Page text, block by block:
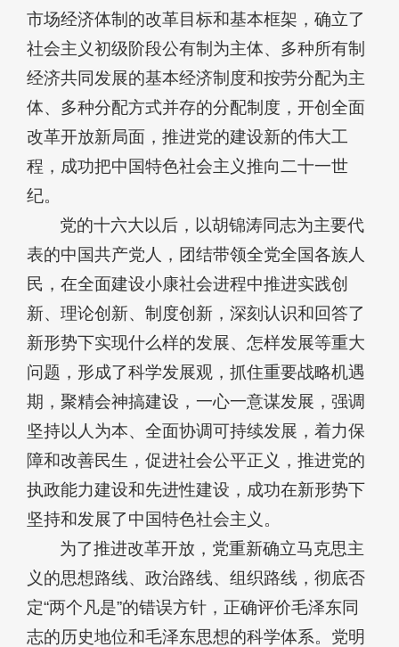
市场经济体制的改革目标和基本框架，确立了
社会主义初级阶段公有制为主体、多种所有制
经济共同发展的基本经济制度和按劳分配为主
体、多种分配方式并存的分配制度，开创全面
改革开放新局面，推进党的建设新的伟大工
程，成功把中国特色社会主义推向二十一世
纪。
党的十六大以后，以胡锦涛同志为主要代
表的中国共产党人，团结带领全党全国各族人
民，在全面建设小康社会进程中推进实践创
新、理论创新、制度创新，深刻认识和回答了
新形势下实现什么样的发展、怎样发展等重大
问题，形成了科学发展观，抓住重要战略机遇
期，聚精会神搞建设，一心一意谋发展，强调
坚持以人为本、全面协调可持续发展，着力保
障和改善民生，促进社会公平正义，推进党的
执政能力建设和先进性建设，成功在新形势下
坚持和发展了中国特色社会主义。
为了推进改革开放，党重新确立马克思主
义的思想路线、政治路线、组织路线，彻底否
定“两个凡是”的错误方针，正确评价毛泽东同
志的历史地位和毛泽东思想的科学体系。党明